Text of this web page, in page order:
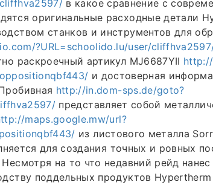
в какое сравнение с
оригинальные расходные детали
станков и инструментов для
?URL=schoolido.lu/user/
раскроечный артикул MJ6687YII
и достоверная
http://in.dom-sps.de/goto?
представляет собой
maps.google.mw/url?
из листового металла
для создания точных и ровных
на то что недавний рейд нанес
поддельных продуктов